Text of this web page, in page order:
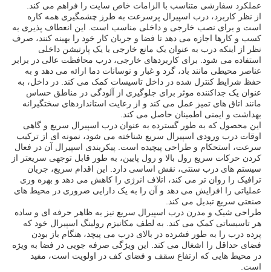
عملکرد سفارشی متناسب با الزامات خاص سایت را فراهم می کند.
از نظر کاربرد، درب اسپیرال پرسرعت به طرز چشمگیری همه کاره
است و برای نصب خارجی و داخلی مناسب است. این انعطاف پذیری به
کسب و کارها اجازه می دهد تا فضا و جریان کار خود را بهینه کنند، صرف
نظر از اینکه درب به عنوان یک مانع خارجی یا یک پارتیشن داخلی
استفاده می شود. برای کاربردهای خارجی، درب محافظت عالی در برابر
عناصر محیطی مانند باد، گرد و غبار و نوسانات دما ارائه می دهد و به
حفظ شرایط کنترل شده در داخل تاسیسات کمک می کند. در داخل، به
عنوان یک جداکننده موثر برای جلوگیری از آلودگی در مناطق حساس
مانند اتاق های تمیز عمل می کند و از رعایت استانداردهای سختگیرانه
بهداشت و ایمنی اطمینان حاصل می کند.
این محصول که به طور گسترده به عنوان درب اسپیرال سریع و گاهی
اوقات درب ورودی اسپیرال سریع شناخته می شود، نمونه ای از ترکیب
سرعت، استحکام و طراحی پیچیده است. پیکربندی اسپیرال آن در فعال
کردن حرکات سریع رول بالا و رول پایین، به طور قابل توجهی سریعتر از
سیستم های درب سنتی، نقش اساسی دارد. این اقدام سریع، جریان
ترافیک را روان تر می کند، اتلاف انرژی را کاهش می دهد و بهره وری
عملیاتی را افزایش می دهد و آن را به یک دارایی ضروری در محیط های
صنعتی سریع تبدیل می کند.
طراحی شیک و مدرن درب اسپیرال سریع نیز به ظاهر حرفه ای و ساده
هر تاسیساتی کمک می کند. به لطف مکانیزم رولینگ اسپیرال خود که
پرده درب را به طور فشرده در بالای درب می پیچد، هنگام باز بودن
فضای حداقل را اشغال می کند. این ویژگی صرفه جویی در فضا به ویژه
در محیط هایی که ارتفاع سقف و فضای کف در اولویت است، مفید
است.